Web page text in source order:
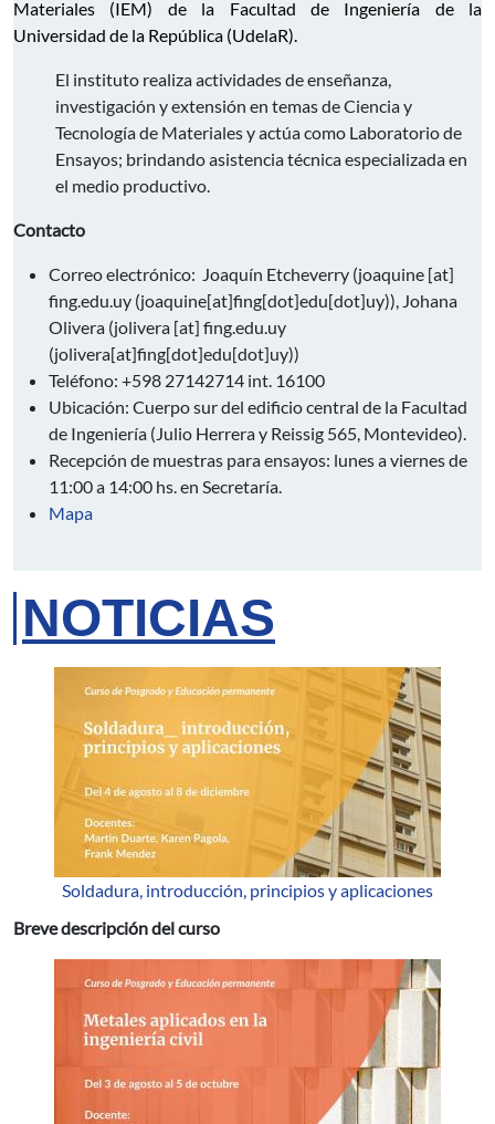
Materiales (IEM) de la Facultad de Ingeniería de la
Universidad de la República (UdelaR).
El instituto realiza actividades de enseñanza,
investigación y extensión en temas de Ciencia y
Tecnología de Materiales y actúa como Laboratorio de
Ensayos; brindando asistencia técnica especializada en
el medio productivo.
Contacto
Correo electrónico: Joaquín Etcheverry (joaquine [at]
fing.edu.uy (joaquine[at]fing[dot]edu[dot]uy)), Johana
Olivera (jolivera [at] fing.edu.uy
(jolivera[at]fing[dot]edu[dot]uy))
Teléfono: +598 27142714 int. 16100
Ubicación: Cuerpo sur del edificio central de la Facultad
de Ingeniería (Julio Herrera y Reissig 565, Montevideo).
Recepción de muestras para ensayos: lunes a viernes de
11:00 a 14:00 hs. en Secretaría.
Mapa
NOTICIAS
Soldadura, introducción, principios y aplicaciones
Breve descripción del curso